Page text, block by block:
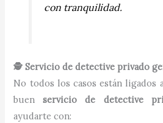
con tranquilidad.
🕵️ Servicio de detective privado
No todos los casos están ligados
buenservicio de detective
ayudarte con: